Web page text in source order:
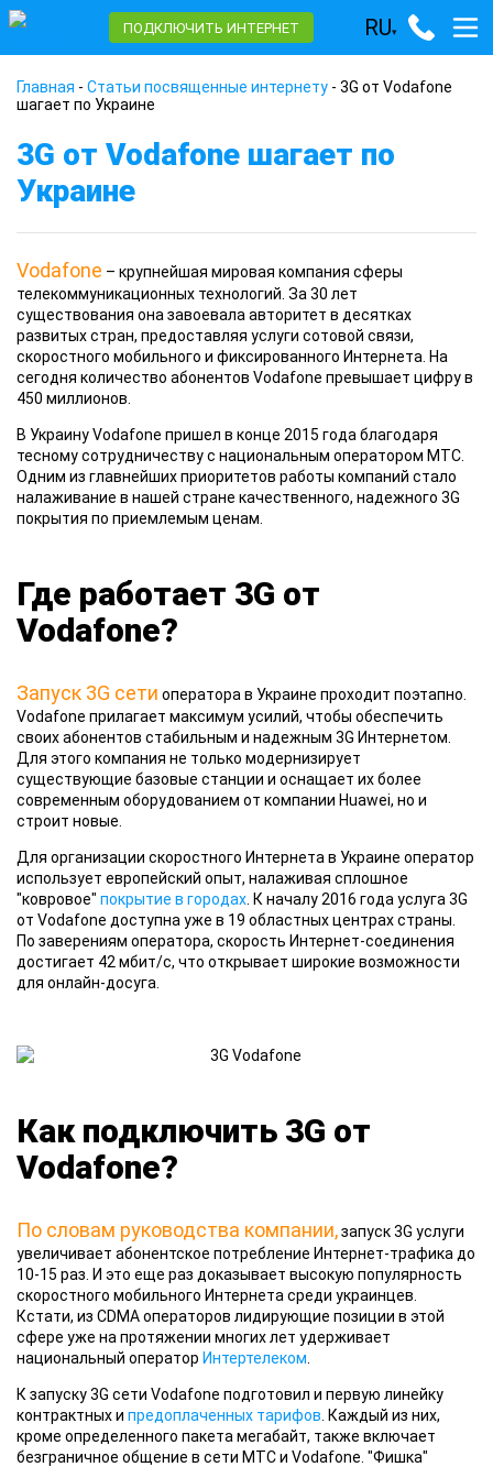
ПОДКЛЮЧИТЬ ИНТЕРНЕТ RU▾
Главная - Статьи посвященные интернету - 3G от Vodafone
шагает по Украине
3G от Vodafone шагает по
Украине
Vodafone – крупнейшая мировая компания сферы
телекоммуникационных технологий. За 30 лет
существования она завоевала авторитет в десятках
развитых стран, предоставляя услуги сотовой связи,
скоростного мобильного и фиксированного Интернета. На
сегодня количество абонентов Vodafone превышает цифру в
450 миллионов.
В Украину Vodafone пришел в конце 2015 года благодаря
тесному сотрудничеству с национальным оператором МТС.
Одним из главнейших приоритетов работы компаний стало
налаживание в нашей стране качественного, надежного 3G
покрытия по приемлемым ценам.
Где работает 3G от
Vodafone?
Запуск 3G сети оператора в Украине проходит поэтапно.
Vodafone прилагает максимум усилий, чтобы обеспечить
своих абонентов стабильным и надежным 3G Интернетом.
Для этого компания не только модернизирует
существующие базовые станции и оснащает их более
современным оборудованием от компании Huawei, но и
строит новые.
Для организации скоростного Интернета в Украине оператор
использует европейский опыт, налаживая сплошное
"ковровое" покрытие в городах . К началу 2016 года услуга 3G
от Vodafone доступна уже в 19 областных центрах страны.
По заверениям оператора, скорость Интернет-соединения
достигает 42 мбит/с, что открывает широкие возможности
для онлайн-досуга.
Как подключить 3G от
Vodafone?
По словам руководства компании,запуск 3G услуги
увеличивает абонентское потребление Интернет-трафика до
10-15 раз. И это еще раз доказывает высокую популярность
скоростного мобильного Интернета среди украинцев.
Кстати, из CDMA операторов лидирующие позиции в этой
сфере уже на протяжении многих лет удерживает
национальный оператор Интертелеком
К запуску 3G сети Vodafone подготовил и первую линейку
контрактных и предоплаченных тарифов . Каждый из них,
кроме определенного пакета мегабайт, также включает
безграничное общение в сети МТС и Vodafone. "Фишка"